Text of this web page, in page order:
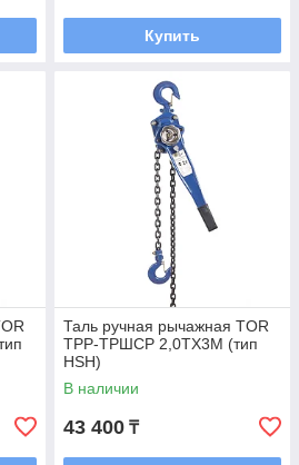
Купить
Таль ручная рычажная TOR
ТРР-ТРШСР 2,0ТХ3М (тип
HSH)
В наличии
43 400 ₸